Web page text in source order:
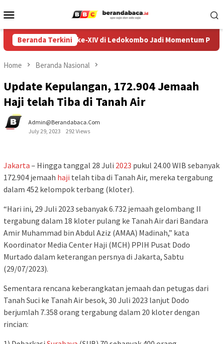
to
Menu
Beranda Terkini
Festival Egrang ke-XIV di Ledokombo Jadi Momentum Perkuat
Home Beranda Nasional
Update Kepulangan, 172.904 Jemaah
Haji telah Tiba di Tanah Air
Admin@berandabaca.com
July 29, 2023
292 Views
Jakarta – Hingga tanggal 28 Juli 2023 pukul 24.00 WIB sebanyak
172.904 jemaah haji telah tiba di Tanah Air, mereka tergabung
dalam 452 kelompok terbang (kloter).
“Hari ini, 29 Juli 2023 sebanyak 6.732 jemaah gelombang II
tergabung dalam 18 kloter pulang ke Tanah Air dari Bandara
Amir Muhammad bin Abdul Aziz (AMAA) Madinah,” kata
Koordinator Media Center Haji (MCH) PPIH Pusat Dodo
Murtado dalam keterangan persnya di Jakarta, Sabtu
(29/07/2023).
Sementara rencana keberangkatan jemaah dan petugas dari
Tanah Suci ke Tanah Air besok, 30 Juli 2023 lanjut Dodo
berjumlah 7.358 orang tergabung dalam 20 kloter dengan
rincian: